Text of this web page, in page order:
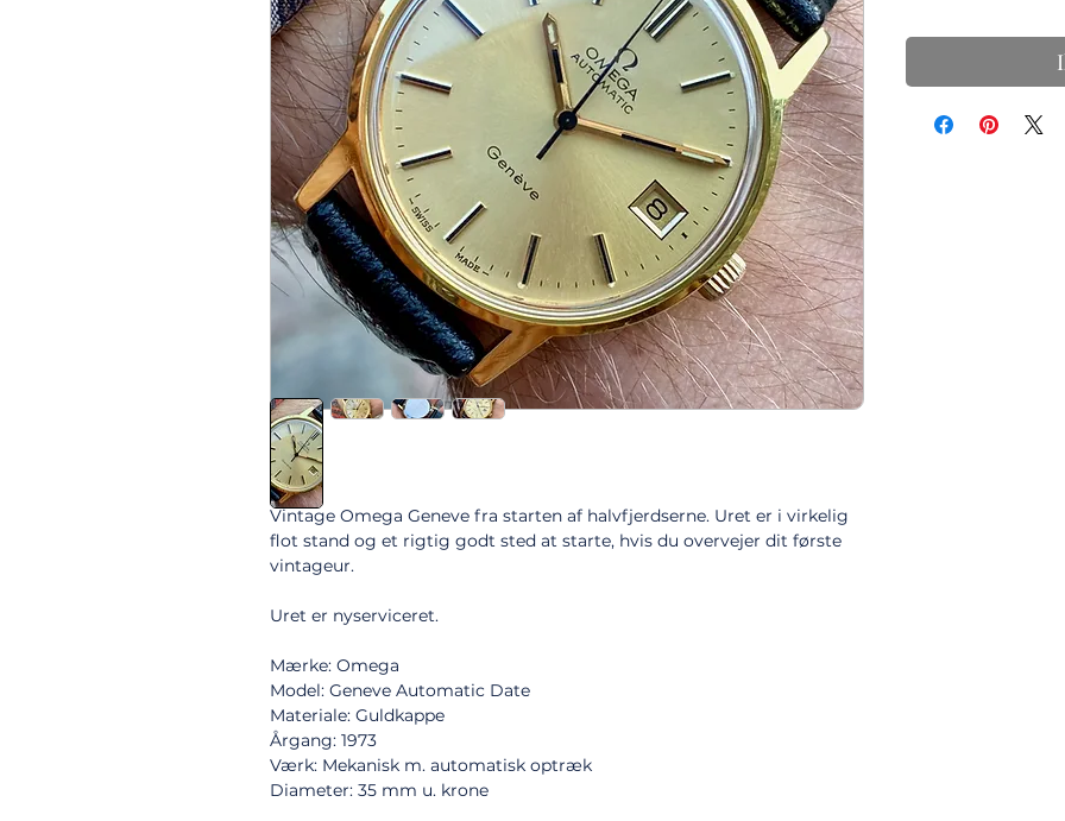
Vintage Omega Geneve fra starten af halvfjerdserne. Uret er i virkelig
flot stand og et rigtig godt sted at starte, hvis du overvejer dit første
vintageur.
Uret er nyserviceret.
Mærke: Omega
Model: Geneve Automatic Date
Materiale: Guldkappe
Årgang: 1973
Værk: Mekanisk m. automatisk optræk
Diameter: 35 mm u. krone